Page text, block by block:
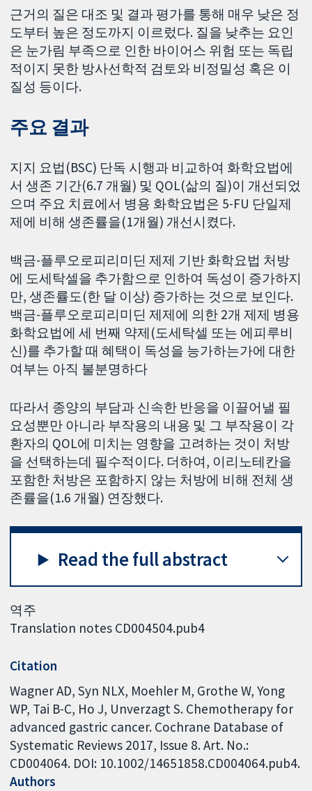
근거의 질은 대조 및 결과 평가를 통해 매우 낮은 정
도부터 높은 정도까지 이르렀다. 질을 낮추는 요인
은 눈가림 부족으로 인한 바이어스 위험 또는 독립
적이지 못한 방사선학적 검토와 비정밀성 혹은 이
질성 등이다.
주요 결과
지지 요법(BSC) 단독 시행과 비교하여 화학요법에
서 생존 기간(6.7 개월) 및 QOL(삶의 질)이 개선되었
으며 주요 치료에서 병용 화학요법은 5-FU 단일제
제에 비해 생존률을(1개월) 개선시켰다.
백금-플루오로피리미딘 제제 기반 화학요법 처방
에 도세탁셀을 추가함으로 인하여 독성이 증가하지
만, 생존률도(한 달 이상) 증가하는 것으로 보인다.
백금-플루오로피리미딘 제제에 의한 2개 제제 병용
화학요법에 세 번째 약제(도세탁셀 또는 에피루비
신)를 추가할 때 혜택이 독성을 능가하는가에 대한
여부는 아직 불분명하다
따라서 종양의 부담과 신속한 반응을 이끌어낼 필
요성뿐만 아니라 부작용의 내용 및 그 부작용이 각
환자의 QOL에 미치는 영향을 고려하는 것이 처방
을 선택하는데 필수적이다. 더하여, 이리노테칸을
포함한 처방은 포함하지 않는 처방에 비해 전체 생
존률을(1.6 개월) 연장했다.
Read the full abstract
역주
Translation notes CD004504.pub4
Citation
Wagner AD, Syn NLX, Moehler M, Grothe W, Yong
WP, Tai B-C, Ho J, Unverzagt S. Chemotherapy for
advanced gastric cancer. Cochrane Database of
Systematic Reviews 2017, Issue 8. Art. No.:
CD004064. DOI: 10.1002/14651858.CD004064.pub4.
Authors